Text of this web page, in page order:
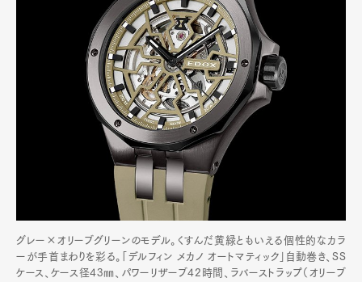
グレー×オリーブグリーンのモデル。くすんだ黄緑ともいえる個性的なカラ
ーが手首まわりを彩る。「デルフィン メカノ オートマティック」自動巻き、SS
ケース、ケース径43㎜、パワーリザーブ42時間、ラバーストラップ（オリーブ